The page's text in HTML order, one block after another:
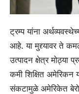
ट्रम्प यांना
आहे. या मुद्द्यावर ते
उत्पादन क्षेत्र मोठ्या
कमी शिक्षित अमेरिकन
संकटामुळे अमेरिकेत